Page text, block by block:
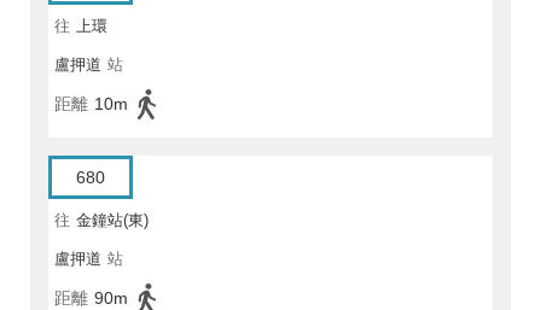
往 上環
盧押道 站
距離 10m
680
往 金鐘站(東)
盧押道 站
距離 90m